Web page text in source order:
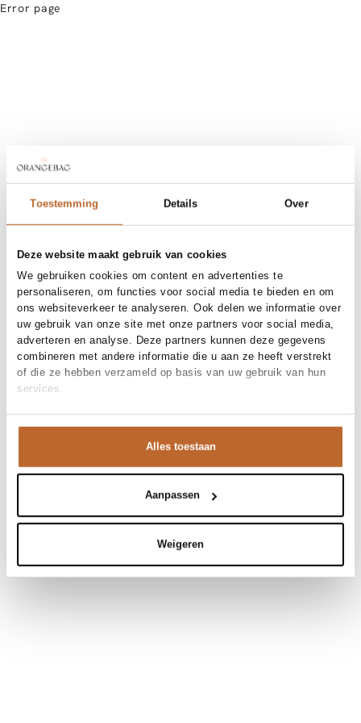
Toestemming Details Over
Deze website maakt gebruik van cookies
We gebruiken cookies om content en advertenties te
personaliseren, om functies voor social media te bieden en om
ons websiteverkeer te analyseren. Ook delen we informatie over
uw gebruik van onze site met onze partners voor social media,
adverteren en analyse. Deze partners kunnen deze gegevens
combineren met andere informatie die u aan ze heeft verstrekt
of die ze hebben verzameld op basis van uw gebruik van hun
services.
Alles toestaan
Aanpassen
Weigeren
Error page